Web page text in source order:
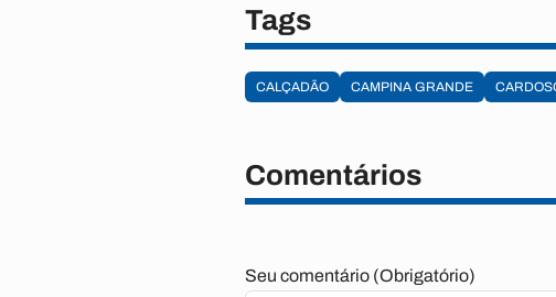
Tags
CALÇADÃO CAMPINA GRANDE
Comentários
Seu comentário (Obrigatório)